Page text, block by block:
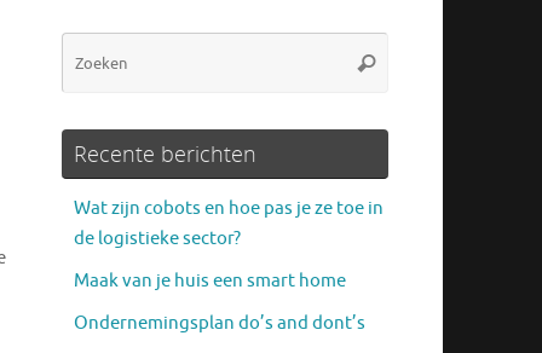
Zoeken
Recente berichten
Wat zijn cobots en hoe pas je ze toe in
de logistieke sector?
Maak van je huis een smart home
Ondernemingsplan do’s and dont’s